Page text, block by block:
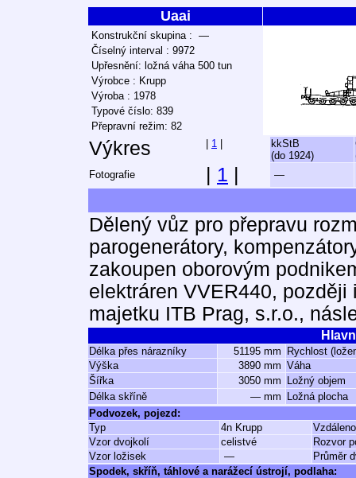
Uaai
Konstrukční skupina : —
Číselný interval : 9972
Upřesnění: ložná váha 500 tun
Výrobce : Krupp
Výroba : 1978
Typové číslo: 839
Přepravní režim: 82
Výkres 1
kkStB
(do 1924)
Fotografie
1 —
Dělený vůz pro přepravu
parogenerátory,
zakoupen oborovým
elektráren VVER440,
majetku ITB Prag, s.r.o.,
Délka přes nárazníky 51195 mm
Rychlost
Výška
3890 mm Váha
Šířka
3050 mm
Ložný objem
Délka skříně
— mm
Ložná plocha
Podvozek, pojezd:
Typ
4n Krupp
Vzor dvojkolí
celistvé
Rozvor
Vzor ložisek
—
Průměr
Spodek, skříň, táhlové a narážecí ústrojí, podlaha: